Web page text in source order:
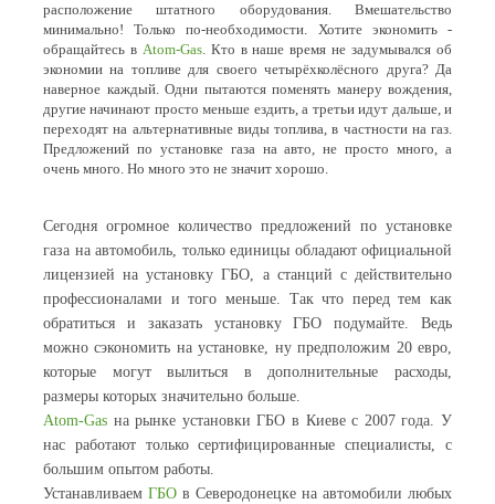
расположение штатного оборудования. Вмешательство
минимально! Только по-необходимости. Хотите экономить -
обращайтесь в Atom-Gas. Кто в наше время не задумывался об
экономии на топливе для своего четырёхколёсного друга? Да
наверное каждый. Одни пытаются поменять манеру вождения,
другие начинают просто меньше ездить, а третьи идут дальше, и
переходят на альтернативные виды топлива, в частности на газ.
Предложений по установке газа на авто, не просто много, а
очень много. Но много это не значит хорошо.
Сегодня огромное количество предложений по установке
газа на автомобиль, только единицы обладают официальной
лицензией на установку ГБО, а станций с действительно
профессионалами и того меньше. Так что перед тем как
обратиться и заказать установку ГБО подумайте. Ведь
можно сэкономить на установке, ну предположим 20 евро,
которые могут вылиться в дополнительные расходы,
размеры которых значительно больше.
Atom-Gas на рынке установки ГБО в Киеве с 2007 года. У
нас работают только сертифицированные специалисты, с
большим опытом работы.
Устанавливаем ГБО в Северодонецке на автомобили любых